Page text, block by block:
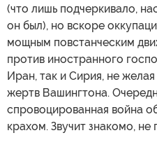
(что лишь подчеркивало,
он был), но вскоре
мощным повстанческим
против иностранного
Иран, так и Сирия, не
жертв Вашингтона.
спровоцированная война
крахом. Звучит знакомо, не